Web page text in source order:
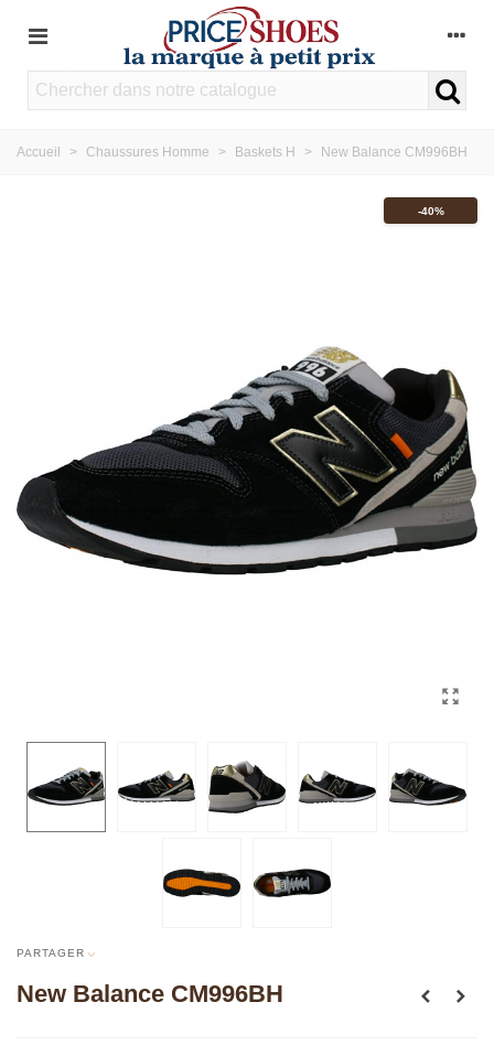
Accueil > Chaussures Homme > Baskets H > New Balance CM996BH
-40%
PARTAGER
New Balance CM996BH